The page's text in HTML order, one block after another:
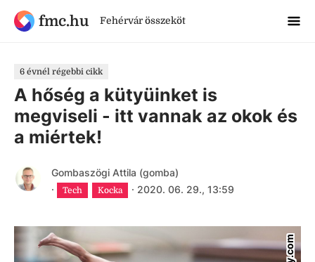
fmc.hu Fehérvár összeköt
6 évnél régebbi cikk
A hőség a kütyüinket is
megviseli - itt vannak az okok és
a miértek!
Gombaszögi Attila (gomba)
·
Tech Kocka · 2020. 06. 29., 13:59